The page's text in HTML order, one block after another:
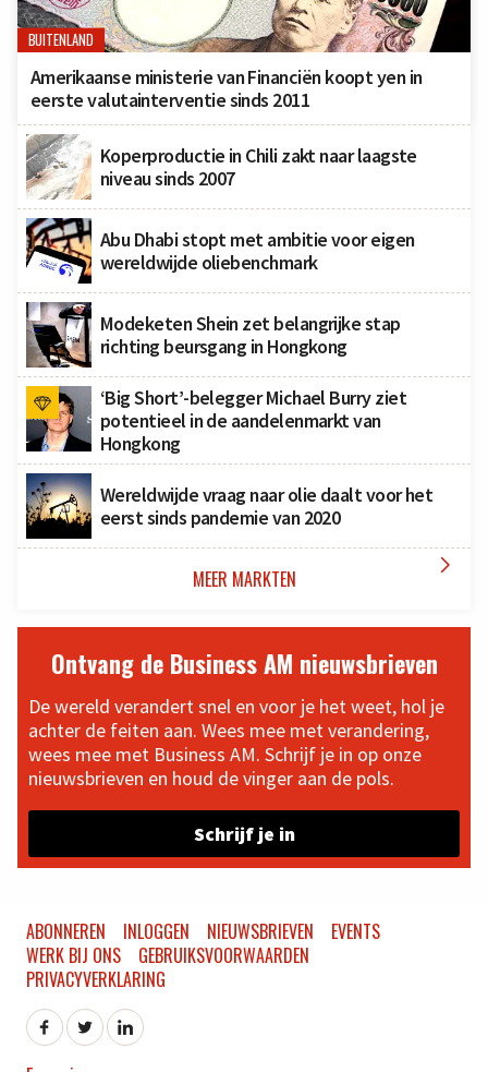
BUITENLAND
Amerikaanse ministerie van Financiën koopt yen in
eerste valutainterventie sinds 2011
Koperproductie in Chili zakt naar laagste
niveau sinds 2007
Abu Dhabi stopt met ambitie voor eigen
wereldwijde oliebenchmark
Modeketen Shein zet belangrijke stap
richting beursgang in Hongkong
‘Big Short’-belegger Michael Burry ziet
potentieel in de aandelenmarkt van
Hongkong
Wereldwijde vraag naar olie daalt voor het
eerst sinds pandemie van 2020
MEER MARKTEN 
Ontvang de Business AM nieuwsbrieven
De wereld verandert snel en voor je het weet, hol je
achter de feiten aan. Wees mee met verandering,
wees mee met Business AM. Schrijf je in op onze
nieuwsbrieven en houd de vinger aan de pols.
Schrijf je in
ABONNEREN INLOGGEN NIEUWSBRIEVEN
EVENTS
WERK BIJ ONS
GEBRUIKSVOORWAARDEN
PRIVACYVERKLARING